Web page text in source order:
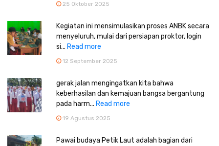
25 Oktober 2025
Kegiatan ini mensimulasikan proses ANBK secara
menyeluruh, mulai dari persiapan proktor, login
si... Read more
12 September 2025
gerak jalan mengingatkan kita bahwa
keberhasilan dan kemajuan bangsa bergantung
pada harm... Read more
19 Agustus 2025
Pawai budaya Petik Laut adalah bagian dari